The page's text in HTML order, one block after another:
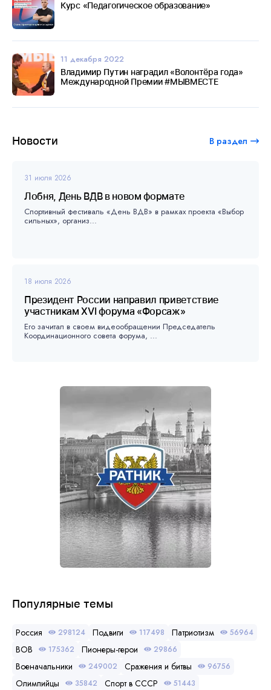
Новости В раздел
31 июля 2026
Лобня, День ВДВ в новом формате
Спортивный фестиваль «День ВДВ» в рамках проекта «Выбор
сильных», организ...
18 июля 2026
Президент России направил приветствие
участникам XVI форума «Форсаж»
Его зачитал в своем видеообращении Председатель
Координационного совета форума, ...
Курс «Педагогическое образование»
11 декабря 2022
Владимир Путин наградил «Волонтёра года»
Международной Премии #МЫВМЕСТЕ
Популярные темы
Россия 298124 Подвиги 117498 Патриотизм 56964
ВОВ 175362 Пионеры-герои 29866
Военачальники 249002 Сражения и битвы 96756
Олимпийцы 35842 Спорт в СССР 51443